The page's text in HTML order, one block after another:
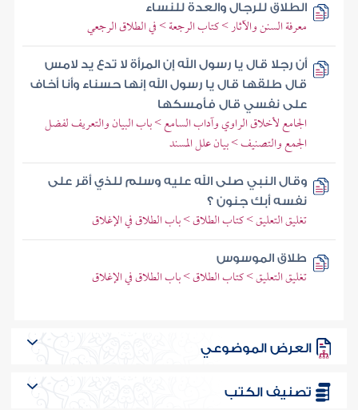
الطلاق للرجال والعدة للنساء
معرفة السنن والآثار > كتاب الرجعة > في الطلاق الرجعي
أن رجلا قال يا رسول الله إن المرأة لا تدع يد لامس
قال طلقها قال يا رسول الله إنها حسناء وأنا أخاف
على نفسي قال فأمسكها
الجامع لأخلاق الراوي وآداب السامع > باب البيان والتعريف لفضل
الجمع والتصنيف > بيان علل المسند
وقال النبي صلى الله عليه وسلم للذي أقر على
نفسه أبك جنون ؟
تغليق التعليق > كتاب الطلاق > باب الطلاق في الإغلاق
طلاق الموسوس
تغليق التعليق > كتاب الطلاق > باب الطلاق في الإغلاق
العرض الموضوعي
تصنيف الكتب